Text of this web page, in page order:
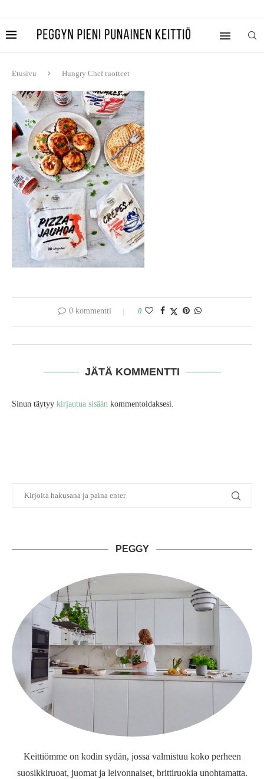
Etusivu Hungry Chef tuotteet
0 kommentti 0
JÄTÄ KOMMENTTI
Sinun täytyy kirjautua sisään kommentoidaksesi.
PEGGY
Keittiömme on kodin sydän, jossa valmistuu koko perheen
suosikkiruoat, juomat ja leivonnaiset, brittiruokia unohtamatta.